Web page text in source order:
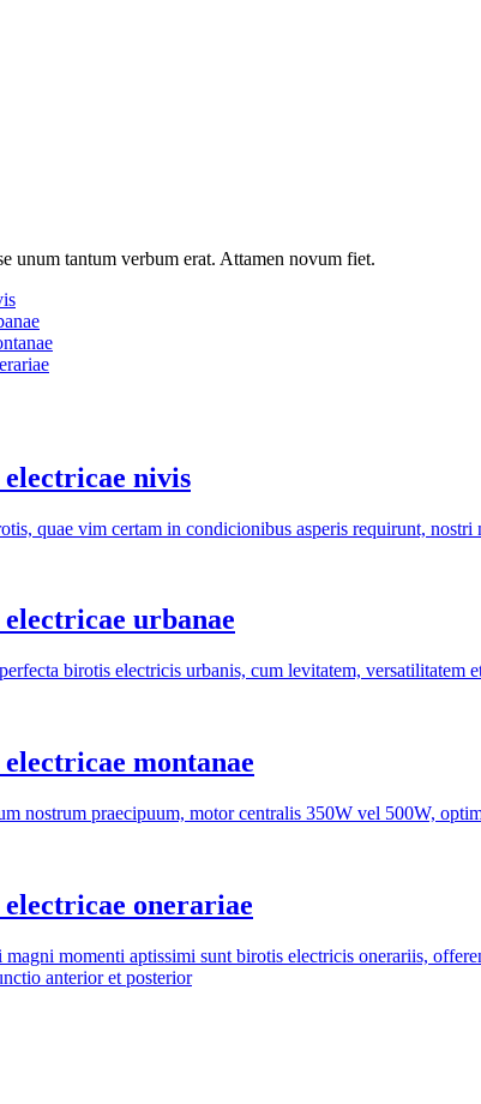
tantum verbum erat. Attamen novum fiet.
nivis
quae vim certam in condicionibus asperis requirunt,
urbanae
birotis electricis urbanis, cum levitatem,
montanae
nostrum praecipuum, motor centralis 350W vel 500W,
onerariae
momenti aptissimi sunt birotis electricis onerariis,
anterior et posterior